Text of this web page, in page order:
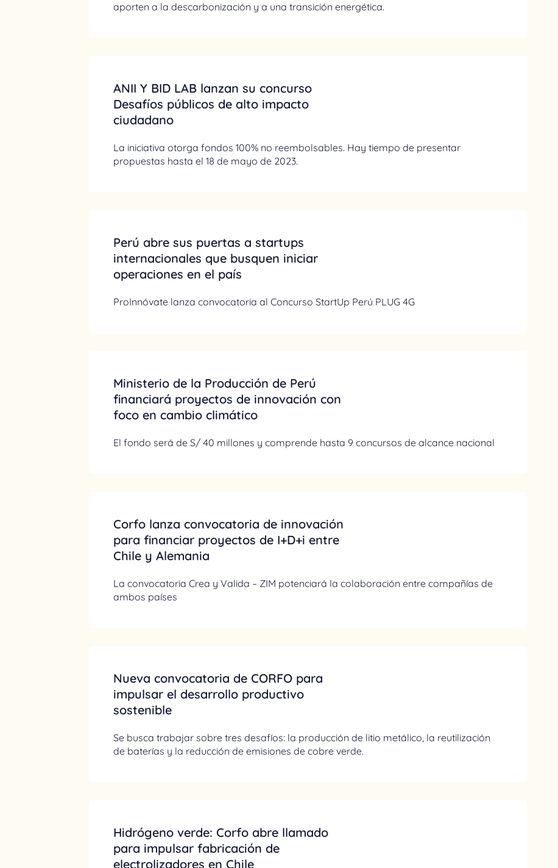
aporten a la descarbonización y a una transición energética.
ANII Y BID LAB lanzan su concurso
Desafíos públicos de alto impacto
ciudadano
La iniciativa otorga fondos 100% no reembolsables. Hay tiempo de presentar
propuestas hasta el 18 de mayo de 2023.
Perú abre sus puertas a startups
internacionales que busquen iniciar
operaciones en el país
ProInnóvate lanza convocatoria al Concurso StartUp Perú PLUG 4G
Ministerio de la Producción de Perú
financiará proyectos de innovación con
foco en cambio climático
El fondo será de S/ 40 millones y comprende hasta 9 concursos de alcance nacional
Corfo lanza convocatoria de innovación
para financiar proyectos de I+D+i entre
Chile y Alemania
La convocatoria Crea y Valida – ZIM potenciará la colaboración entre compañías de
ambos países
Nueva convocatoria de CORFO para
impulsar el desarrollo productivo
sostenible
Se busca trabajar sobre tres desafíos: la producción de litio metálico, la reutilización
de baterías y la reducción de emisiones de cobre verde.
Hidrógeno verde: Corfo abre llamado
para impulsar fabricación de
electrolizadores en Chile